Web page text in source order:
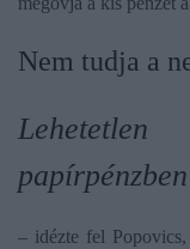
Nem tudja a
– idézte fel